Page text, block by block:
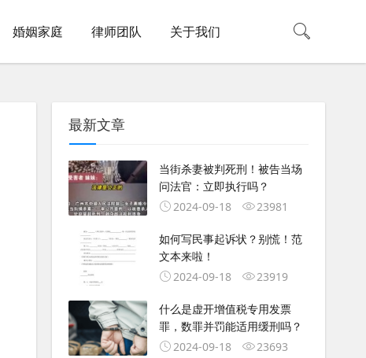
婚姻家庭 律师团队 关于我们
最新文章
当街杀妻被判死刑！被告当场
问法官：立即执行吗？
2024-09-18
23981
如何写民事起诉状？别慌！范
文本来啦！
2024-09-18
23919
什么是虚开增值税专用发票
罪，数罪并罚能适用缓刑吗？
2024-09-18
23693